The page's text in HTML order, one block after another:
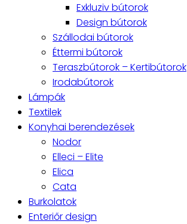
Exkluziv bútorok
Design bútorok
Szállodai bútorok
Éttermi bútorok
Teraszbútorok – Kertibútorok
Irodabútorok
Lámpák
Textilek
Konyhai berendezések
Nodor
Elleci – Elite
Elica
Cata
Burkolatok
Enteriőr design